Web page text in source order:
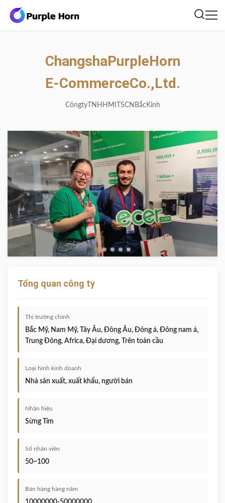
ChangshaPurpleHorn
E-CommerceCo.,Ltd.
CôngtyTNHH MITSCN Bắc Kinh
Tổng quan công ty
Thị trường chính
Bắc Mỹ, Nam Mỹ, Tây Âu, Đông Âu, Đông á, Đông nam á,
Trung Đông, Africa, Đại dương, Trên toàn cầu
Loại hình kinh doanh
Nhà sản xuất, xuất khẩu, người bán
Nhãn hiệu
Sừng Tím
Số nhân viên
50~100
Bán hàng hàng năm